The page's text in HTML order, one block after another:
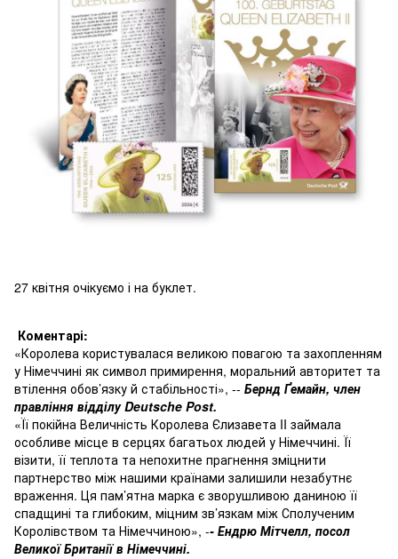
27 квітня очікуємо і на буклет.
Коментарі:
«Королева користувалася великою повагою та захопленням
у Німеччині як символ примирення, моральний авторитет та
втілення обов’язку й стабільності», -- Бернд Ґемайн, член
правління відділу Deutsche Post.
«Її покійна Величність Королева Єлизавета II займала
особливе місце в серцях багатьох людей у ​​Німеччині. Її
візити, її теплота та непохитне прагнення зміцнити
партнерство між нашими країнами залишили незабутнє
враження. Ця пам’ятна марка є зворушливою даниною її
спадщині та глибоким, міцним зв’язкам між Сполученим
Королівством та Німеччиною», -- Ендрю Мітчелл, посол
Великої Британії в Німеччині.